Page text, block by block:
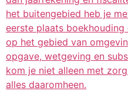
het buitengebied heb je
eerste plaats
op het gebied van
opgave, wetgeving en
kom je niet alleen met
alles daaromheen.